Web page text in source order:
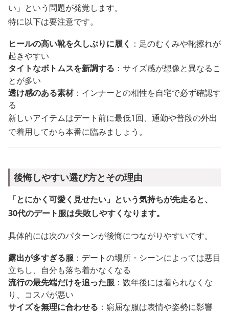
い」という問題が発覚します。
特に以下は要注意です。
ヒールの高い靴を久しぶりに履く ：足のむくみや靴擦れが
起きやすい
タイトなボトムスを新調する ：サイズ感が想像と異なるこ
とが多い
透け感のある素材：インナーとの相性を自宅で必ず確認す
る
新しいアイテムはデート前に最低1回、通勤や普段の外出
で着用してから本番に臨みましょう。
後悔しやすい選び方とその理由
「とにかく可愛く見せたい」という気持ちが先走ると、
30代のデート服は失敗しやすくなります。
具体的には次のパターンが後悔につながりやすいです。
露出が多すぎる服 ：デートの場所・シーンによっては悪目
立ちし、自分も落ち着かなくなる
流行の最先端だけを追った服 ：数年後には着られなくな
り、コスパが悪い
サイズを無理に合わせる ：窮屈な服は表情や姿勢に影響